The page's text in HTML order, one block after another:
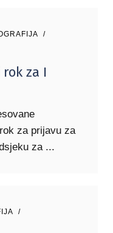
za I
za prijavu za
za